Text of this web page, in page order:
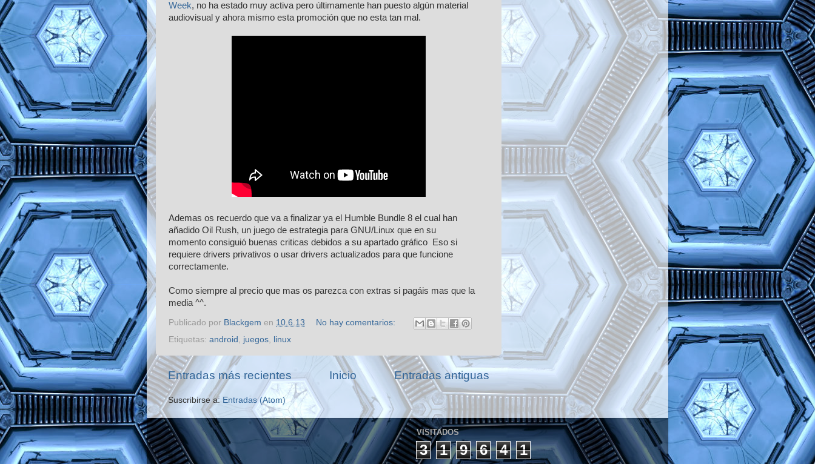
Week, no ha estado muy activa pero últimamente han puesto algún material
audiovisual y ahora mismo esta promoción que no esta tan mal.
Ademas os recuerdo que va a finalizar ya el Humble Bundle 8 el cual han
añadido Oil Rush, un juego de estrategia para GNU/Linux que en su
momento consiguió buenas criticas debidos a su apartado gráfico Eso si
requiere drivers privativos o usar drivers actualizados para que funcione
correctamente.
Como siempre al precio que mas os parezca con extras si pagáis mas que la
media ^^.
Publicado por Blackgem en 10.6.13
No hay comentarios:
Etiquetas: android juegos linux
Entradas más recientes Entradas antiguas
Inicio
Suscribirse a: Entradas (Atom)
VISITADOS
3 1 9 6 4 1